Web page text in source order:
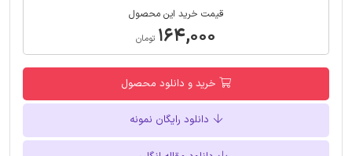
قیمت خرید این محصول
۱۶۴,۰۰۰ تومان
خرید و دانلود محصول
دانلود رایگان نمونه